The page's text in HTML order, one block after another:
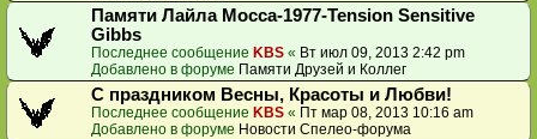
Памяти Лайла Мосса-1977-Tension Sensitive
Gibbs
Последнее сообщение KBS « Вт июл 09, 2013 2:42 pm
Добавлено в форуме Памяти Друзей и Коллег
С праздником Весны, Красоты и Любви!
Последнее сообщение KBS « Пт мар 08, 2013 10:16 am
Добавлено в форуме Новости Спелео-форума